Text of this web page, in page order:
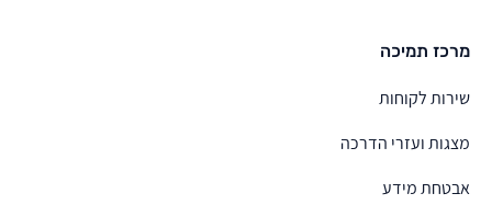
מרכז תמיכה
שירות לקוחות
מצגות ועזרי הדרכה
אבטחת מידע